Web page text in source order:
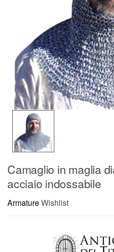
Camaglio in maglia
acciaio indossabile
ArmatureWishlist